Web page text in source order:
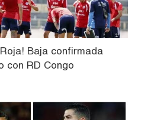
Baja confirmada
con RD Congo